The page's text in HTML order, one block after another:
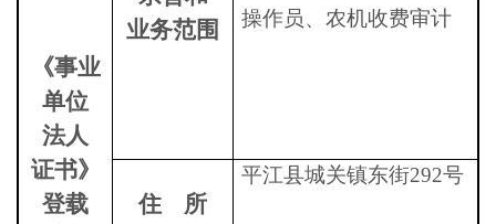
《事业
单位
法人
证书》
登载
业务范围
操作员、农机收费审计
住 所
平江县城关镇东街292号